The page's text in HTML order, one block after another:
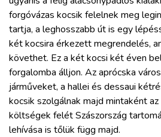
forgóvázas kocsik felelnek meg
tartja, a leghosszabb út is egy
két kocsira érkezett megrendelés,
követhet. Ez a két kocsi két éven
forgalomba álljon. Az aprócska
járműveket, a hallei és dessaui
kocsik szolgálnak majd mintaként
költségek felét Szászország
lehívása is tőlük függ majd.